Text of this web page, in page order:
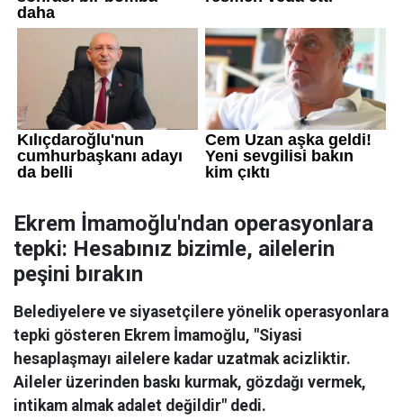
Ekrem İmamoğlu'ndan operasyonlara
tepki: Hesabınız bizimle, ailelerin
peşini bırakın
Belediyelere ve siyasetçilere yönelik operasyonlara
tepki gösteren Ekrem İmamoğlu, "Siyasi
hesaplaşmayı ailelere kadar uzatmak acizliktir.
Aileler üzerinden baskı kurmak, gözdağı vermek,
intikam almak adalet değildir" dedi.